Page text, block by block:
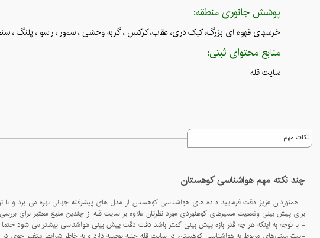
پوشش جانوری منطقه:
خرسهای قهوه ای بزرگ، کبک دری، عقاب، کرکس ، گربه وحشی ، سمور ، راسو ، پلنگ ،
منابع محتوای ثبتی:
سایت قله
نکات مهم
چند نکته مهم هواشناسی کوهستان
برای پیش بینی وضعیت مسیرهای کوهنوردی مورد نظرتان علاوه بر سایت قله از چندین منبع معتبر برای بررسی وضعیت قله ها استفاده کنید
- با توجه به اینکه هر چه قدر بازه پیش بینی کمتر باشد دقت دقت پیش بینی هواشناسی بیشتر می شود حتما یک روز مانده به برنامه کوهنوردی از سایت قله یا سایر منابع برای پیش بینی دقیق استفاده کنید.
-پيش‌بينی‌های مربوط به هواشناسی کوهستان در سايت قله جنبه توصيه دارد و به خاطر شرايط متغير جوی در کوهستان، احتمال تغييرات ناگهانی وجود دارد .